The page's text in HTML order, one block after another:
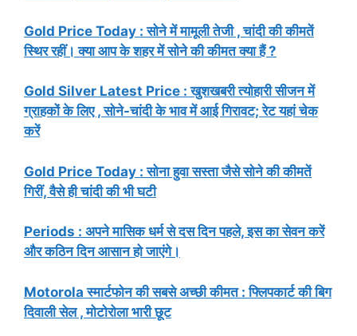
Gold Price Today : सोने में मामूली तेजी , चांदी की कीमतें
स्थिर रहीं। क्या आप के शहर में सोने की कीमत क्या हैं ?
Gold Silver Latest Price : खुशखबरी त्योहारी सीजन में
ग्राहकों के लिए , सोने-चांदी के भाव में आई गिरावट; रेट यहां चेक
करें
Gold Price Today : सोना हुवा सस्ता जैसे सोने की कीमतें
गिरीं, वैसे ही चांदी की भी घटी
Periods : अपने मासिक धर्म से दस दिन पहले, इस का सेवन करें
और कठिन दिन आसान हो जाएंगे।
Motorola स्मार्टफोन की सबसे अच्छी कीमत : फ्लिपकार्ट की बिग
दिवाली सेल , मोटोरोला भारी छूट